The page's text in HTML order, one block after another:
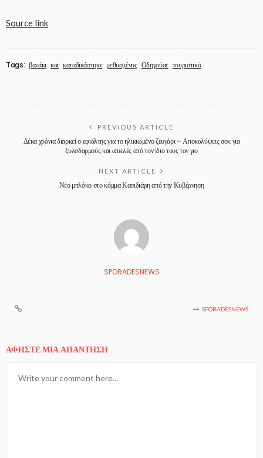
Source link
Tags: βανάκι και καταδικάστηκε μεθυσμένος Οδηγούσε τουριστικό
PREVIOUS ARTICLE
Δέκα χρόνια διαρκεί ο εφιάλτης για το ηλικιωμένο ζευγάρι – Αποκαλύψεις σοκ για
ξυλοδαρμούς και απειλές από τον ίδιο τους τον γιο
NEXT ARTICLE
Νέο μπλόκο στο κόμμα Κασιδιάρη από την Κυβέρνηση
SPORADESNEWS
SPORADESNEWS
ΑΦΉΣΤΕ ΜΙΑ ΑΠΆΝΤΗΣΗ